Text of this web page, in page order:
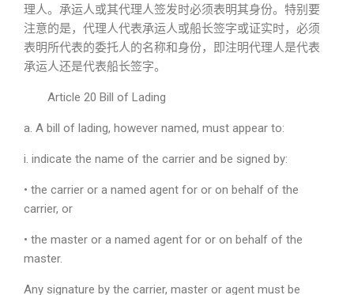
理人。承运人或其代理人签发时必须表明其身份。特别要
注意的是，代理人代表承运人或船长签字或证实时，必须
表明所代表的委托人的名称和身份，即注明代理人是代表
承运人还是代表船长签字。
Article 20 Bill of Lading
a. A bill of lading, however named, must appear to:
i. indicate the name of the carrier and be signed by:
• the carrier or a named agent for or on behalf of the
carrier, or
• the master or a named agent for or on behalf of the
master.
Any signature by the carrier, master or agent must be